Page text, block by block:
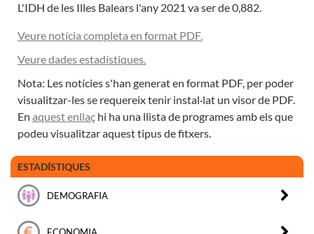
L'IDH de les Illes Balears l'any 2021 va ser de 0,882.
Veure notícia completa en format PDF.
Veure dades estadístiques.
Nota: Les notícies s'han generat en format PDF, per poder
visualitzar-les se requereix tenir instal·lat un visor de PDF.
En aquest enllaç hi ha una llista de programes amb els que
podeu visualitzar aquest tipus de fitxers.
ESTADÍSTIQUES
DEMOGRAFIA
ECONOMIA